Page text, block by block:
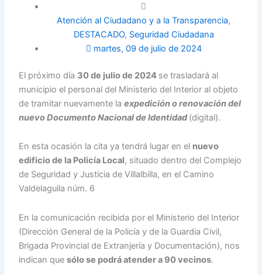
Atención al Ciudadano y a la Transparencia,
DESTACADO, Seguridad Ciudadana
martes, 09 de julio de 2024
El próximo día 30 de julio de 2024 se trasladará al
municipio el personal del Ministerio del Interior al objeto
de tramitar nuevamente laexpedición o renovación del
nuevo Documento Nacional de Identidad(digital).
En esta ocasión la cita ya tendrá lugar en el nuevo
edificio de la Policía Local, situado dentro del Complejo
de Seguridad y Justicia de Villalbilla, en el Camino
Valdelaguila núm. 6
En la comunicación recibida por el Ministerio del Interior
(Dirección General de la Policía y de la Guardia Civil,
Brigada Provincial de Extranjería y Documentación), nos
indican quesólo se podrá atender a 90 vecinos.